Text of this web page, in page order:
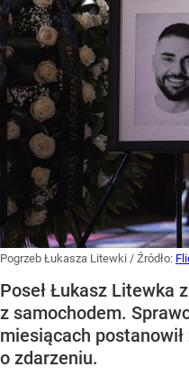
Pogrzeb Łukasza Litewki / Źródło:
Poseł Łukasz Litewka
z samochodem.
miesiącach
o zdarzeniu.